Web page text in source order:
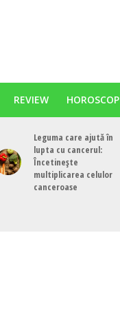
REVIEW HOROSCOP
Leguma care ajută în
lupta cu cancerul:
Încetinește
multiplicarea celulor
canceroase